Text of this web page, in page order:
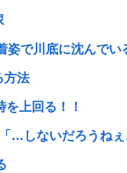
姿で川底に沈んでい
方法
上回る！！
…しないだろうねぇ